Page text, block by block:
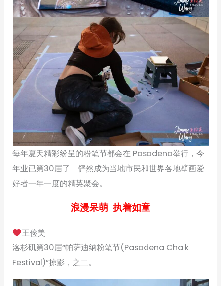
每年夏天精彩纷呈的粉笔节都会在 Pasadena举行，今
年业已第30届了，俨然成为当地市民和世界各地壁画爱
好者一年一度的精英聚会。
浪漫呆萌 执着如童
王俭美
洛杉矶第30届“帕萨迪纳粉笔节(Pasadena Chalk
Festival)”掠影，之二。